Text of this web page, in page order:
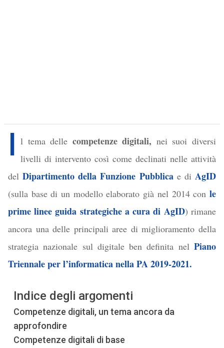
I l tema delle competenze digitali, nei suoi diversi
livelli di intervento così come declinatinelle attività
delDipartimento della Funzione Pubblicae diAgID
(sulla base di un modelloelaborato già nel 2014 con le
prime linee guida strategiche a cura di AgID) rimane
ancora una delle principali aree di miglioramento della
strategia nazionale sul digitale ben definita nel Piano
Triennale per l’informatica nella PA 2019-2021.
Indice degli argomenti
Competenze digitali, un tema ancora da
approfondire
Competenze digitali di base